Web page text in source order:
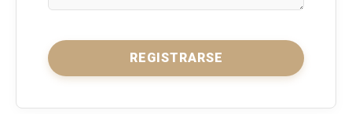
REGISTRARSE